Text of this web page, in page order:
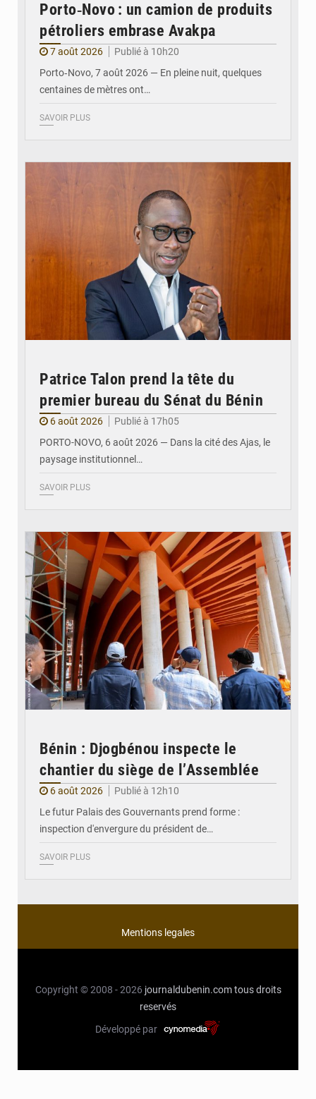
Porto‑Novo : un camion de produits
pétroliers embrase Avakpa
7 août 2026
Publié à 10h20
Porto‑Novo, 7 août 2026 — En pleine nuit, quelques
centaines de mètres ont…
SAVOIR PLUS
Patrice Talon prend la tête du
premier bureau du Sénat du Bénin
6 août 2026
Publié à 17h05
PORTO-NOVO, 6 août 2026 — Dans la cité des Ajas, le
paysage institutionnel…
SAVOIR PLUS
Bénin : Djogbénou inspecte le
chantier du siège de l’Assemblée
6 août 2026
Publié à 12h10
Le futur Palais des Gouvernants prend forme :
inspection d'envergure du président de…
SAVOIR PLUS
Mentions legales
Copyright © 2008 - 2026 journaldubenin.com tous droits
reservés
Développé par